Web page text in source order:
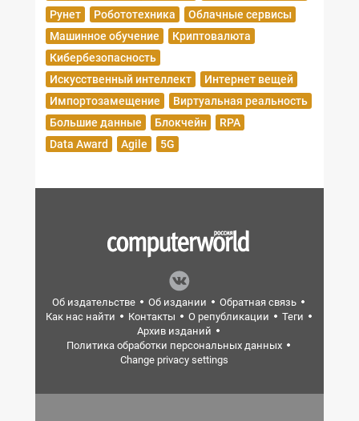
Рунет
Робототехника
Облачные сервисы
Машинное обучение
Криптовалюта
Кибербезопасность
Искусственный интеллект
Интернет вещей
Импортозамещение
Виртуальная реальность
Большие данные
Блокчейн
RPA
Data Award
Agile 5G
Об издательстве Об издании
Обратная связь
Как нас найти
Контакты О републикации
Теги
Архив изданий
Политика обработки персональных данных
Change privacy settings